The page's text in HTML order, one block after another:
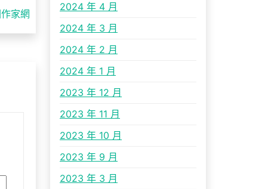
家網
2024 年 4 月
2024 年 3 月
2024 年 2 月
2024 年 1 月
2023 年 12 月
2023 年 11 月
2023 年 10 月
2023 年 9 月
2023 年 3 月